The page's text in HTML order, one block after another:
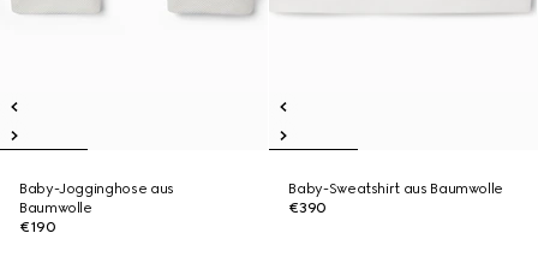
Baby-Jogginghose aus
Baumwolle
€190
Baby-Sweatshirt aus Baumwolle
€390